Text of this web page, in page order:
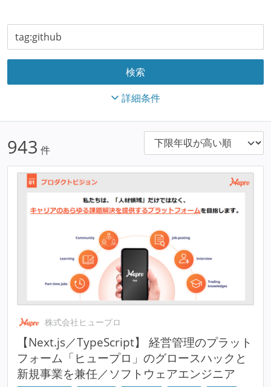
詳細条件
943 件
株式会社ヒュープロ
【Next.js／TypeScript】 経営管理のプラット
フォーム「ヒュープロ」のグロースハックと
新規事業を兼任／ソフトウェアエンジニア